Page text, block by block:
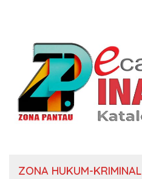
ZONA HUKUM-KRIMINAL